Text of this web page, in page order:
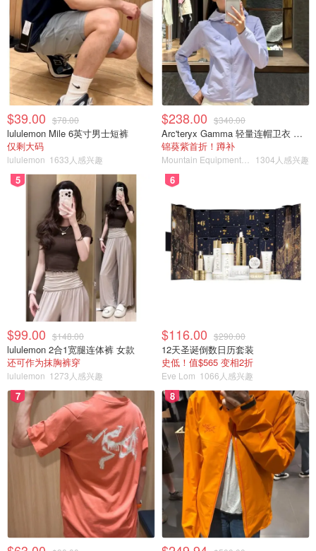
$39.00 $78.00
lululemon Mile 6英寸男士短裤
仅剩大码
lululemon 1633人感兴趣
$238.00 $340.00
Arc'teryx Gamma 轻量连帽卫衣 女款
锦葵紫首折！蹲补
1304人感兴趣
5
$99.00 $148.00
lululemon 2合1宽腿连体裤 女款
还可作为抹胸裤穿
lululemon 1273人感兴趣
6
$116.00 $290.00
12天圣诞倒数日历套装
史低！值$565 变相2折
Eve Lom 1066人感兴趣
7 8